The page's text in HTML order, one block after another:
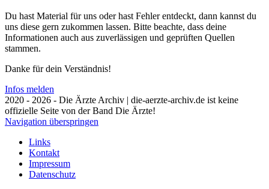
Du hast Material für uns oder hast Fehler entdeckt, dann kannst du
uns diese gern zukommen lassen. Bitte beachte, dass deine
Informationen auch aus zuverlässigen und geprüften Quellen
stammen.
Danke für dein Verständnis!
Infos melden
2020 - 2026 - Die Ärzte Archiv | die-aerzte-archiv.de ist keine
offizielle Seite von der Band Die Ärzte!
Navigation überspringen
Links
Kontakt
Impressum
Datenschutz